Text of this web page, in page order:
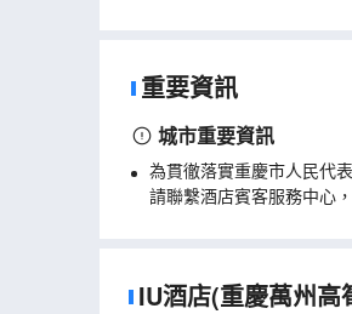
重要資訊
城市重要資訊
為貫徹落實重慶市人民代
請聯繫酒店賓客服務中心
IU酒店(重慶萬州